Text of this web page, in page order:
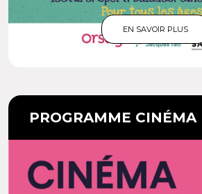
EN SAVOIR PLUS
PROGRAMME CINÉMA